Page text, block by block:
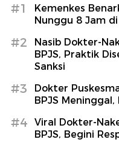
#1
Kemenkes
Nunggu 8 Jam di
#2
Nasib Dokter-
BPJS, Praktik
Sanksi
#3
Dokter
BPJS
#4
Viral Dokter-
BPJS, Begini